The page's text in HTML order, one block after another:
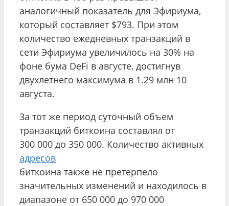
аналогичный показатель для Эфириума,
который составляет $793. При этом
количество ежедневных транзакций в
сети Эфириума увеличилось на 30% на
фоне бума DeFi в августе, достигнув
двухлетнего максимума в 1.29 млн 10
августа.
За тот же период суточный объем
транзакций биткоина составлял от
300 000 до 350 000. Количество активных
адресов
биткоина также не претерпело
значительных изменений и находилось в
диапазоне от 650 000 до 970 000